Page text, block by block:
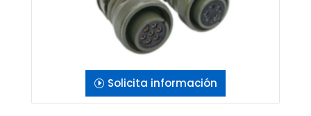
Solicita información